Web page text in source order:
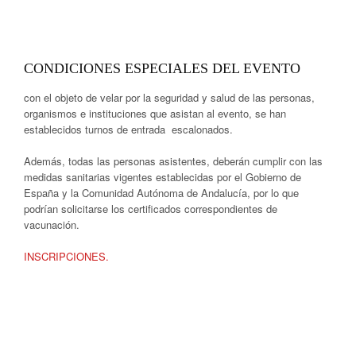
CONDICIONES ESPECIALES DEL EVENTO
con el objeto de velar por la seguridad y salud de las personas,
organismos e instituciones que asistan al evento, se han
establecidos turnos de entrada escalonados.
Además, todas las personas asistentes, deberán cumplir con las
medidas sanitarias vigentes establecidas por el Gobierno de
España y la Comunidad Autónoma de Andalucía, por lo que
podrían solicitarse los certificados correspondientes de
vacunación.
INSCRIPCIONES.